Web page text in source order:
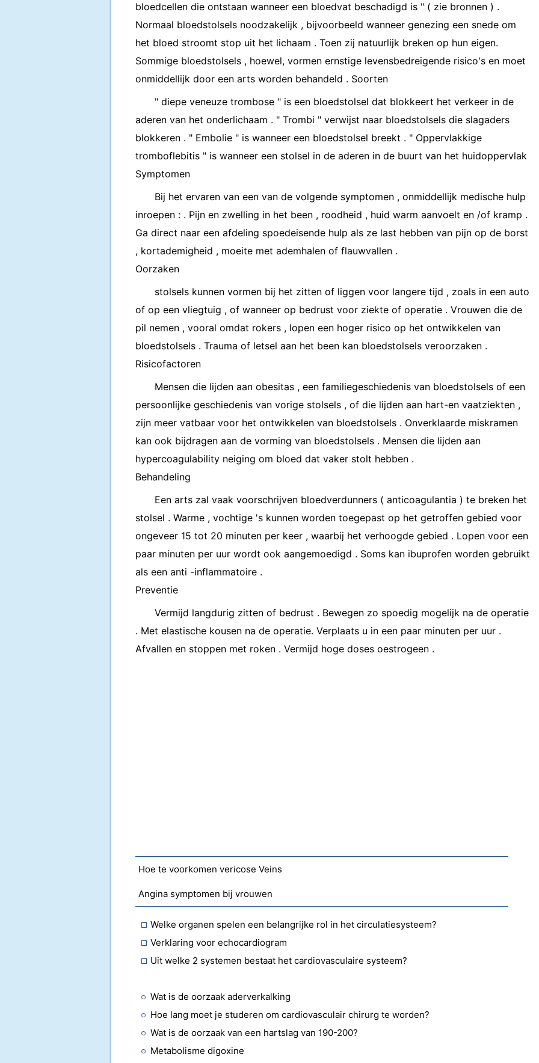
bloedcellen die ontstaan ​​wanneer een bloedvat beschadigd is " ( zie bronnen ) .
Normaal bloedstolsels noodzakelijk , bijvoorbeeld wanneer genezing een snede om
het bloed stroomt stop uit het lichaam . Toen zij natuurlijk breken op hun eigen.
Sommige bloedstolsels , hoewel, vormen ernstige levensbedreigende risico's en moet
onmiddellijk door een arts worden behandeld . Soorten
" diepe veneuze trombose " is een bloedstolsel dat blokkeert het verkeer in de
aderen van het onderlichaam . " Trombi " verwijst naar bloedstolsels die slagaders
blokkeren . " Embolie " is wanneer een bloedstolsel breekt . " Oppervlakkige
tromboflebitis " is wanneer een stolsel in de aderen in de buurt van het huidoppervlak
Symptomen
Bij het ervaren van een van de volgende symptomen , onmiddellijk medische hulp
inroepen : . Pijn en zwelling in het been , roodheid , huid warm aanvoelt en /of kramp .
Ga direct naar een afdeling spoedeisende hulp als ze last hebben van pijn op de borst
, kortademigheid , moeite met ademhalen of flauwvallen .
Oorzaken
stolsels kunnen vormen bij het zitten of liggen voor langere tijd , zoals in een auto
of op een vliegtuig , of wanneer op bedrust voor ziekte of operatie . Vrouwen die de
pil nemen , vooral omdat rokers , lopen een hoger risico op het ontwikkelen van
bloedstolsels . Trauma of letsel aan het been kan bloedstolsels veroorzaken .
Risicofactoren
Mensen die lijden aan obesitas , een familiegeschiedenis van bloedstolsels of een
persoonlijke geschiedenis van vorige stolsels , of die lijden aan hart-en vaatziekten ,
zijn meer vatbaar voor het ontwikkelen van bloedstolsels . Onverklaarde miskramen
kan ook bijdragen aan de vorming van bloedstolsels . Mensen die lijden aan
hypercoagulability neiging om bloed dat vaker stolt hebben .
Behandeling
Een arts zal vaak voorschrijven bloedverdunners ( anticoagulantia ) te breken het
stolsel . Warme , vochtige 's kunnen worden toegepast op het getroffen gebied voor
ongeveer 15 tot 20 minuten per keer , waarbij het ​​verhoogde gebied . Lopen voor een
paar minuten per uur wordt ook aangemoedigd . Soms kan ibuprofen worden gebruikt
als een anti -inflammatoire .
Preventie
Vermijd langdurig zitten of bedrust . Bewegen zo spoedig mogelijk na de operatie
. Met elastische kousen na de operatie. Verplaats u in een paar minuten per uur .
Afvallen en stoppen met roken . Vermijd hoge doses oestrogeen .
Hoe te voorkomen vericose Veins
Angina symptomen bij vrouwen
Welke organen spelen een belangrijke rol in het circulatiesysteem?
Verklaring voor echocardiogram
Uit welke 2 systemen bestaat het cardiovasculaire systeem?
Wat is de oorzaak aderverkalking
Hoe lang moet je studeren om cardiovasculair chirurg te worden?
Wat is de oorzaak van een hartslag van 190-200?
Metabolisme digoxine